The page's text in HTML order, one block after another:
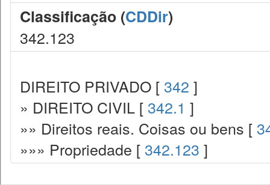
Classificação (CDDir)
342.123
DIREITO PRIVADO [ 342 ]
» DIREITO CIVIL [ 342.1 ]
»» Direitos reais. Coisas ou bens [
»»» Propriedade [ 342.123 ]